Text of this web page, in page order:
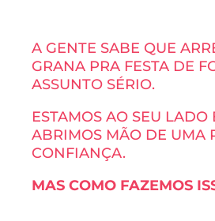
A GENTE SABE QUE
GRANA PRA FESTA DE
ASSUNTO SÉRIO.
ESTAMOS AO SEU LADO
ABRIMOS MÃO DE UMA
CONFIANÇA.
MAS COMO FAZEMOS